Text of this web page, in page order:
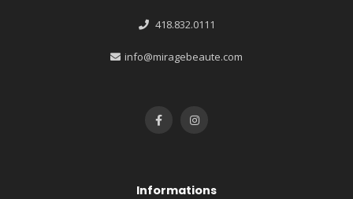
418.832.0111
info@miragebeaute.com
Informations